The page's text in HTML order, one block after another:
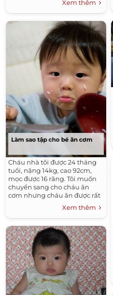
Xem thêm
Làm sao tập cho bé ăn cơm
Cháu nhà tôi được 24 tháng
tuổi, nặng 14kg, cao 92cm,
mọc được 16 răng. Tôi muốn
chuyển sang cho cháu ăn
cơm nhưng cháu ăn được rất
ít cơm, ăn rất chậm và không
Xem thêm